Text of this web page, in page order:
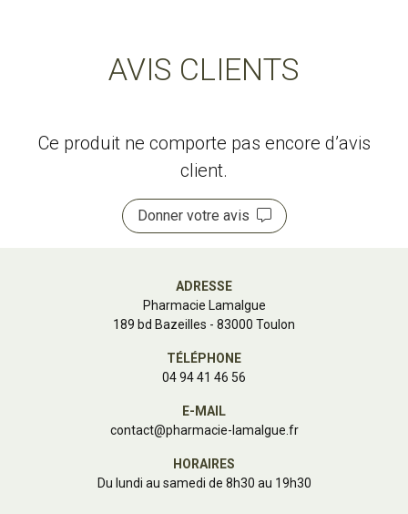
AVIS CLIENTS
Ce produit ne comporte pas encore d’avis
client.
Donner votre avis
ADRESSE
Pharmacie Lamalgue
189 bd Bazeilles - 83000 Toulon
TÉLÉPHONE
04 94 41 46 56
E-MAIL
contact@pharmacie-lamalgue.fr
HORAIRES
Du lundi au samedi de 8h30 au 19h30